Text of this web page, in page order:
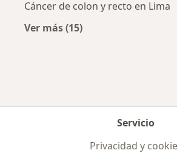
Cáncer de colon y recto en Lima
Ver más (15)
Servicio
Privacidad y